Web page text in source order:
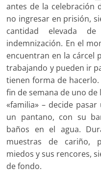
antes de la celebración
no ingresar en prisión,
cantidad elevada
indemnización. En el
encuentran en la cárcel
trabajando y pueden ir
tienen forma de
fin de semana de uno de
«familia» – decide
un pantano, con su
baños en el agua.
muestras de cariño,
miedos y sus rencores,
de fondo.